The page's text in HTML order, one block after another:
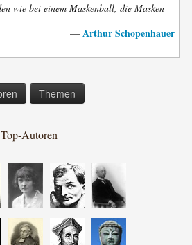
wie bei einem Maskenball, die Masken
— Arthur Schopenhauer
Themen
Top-Autoren